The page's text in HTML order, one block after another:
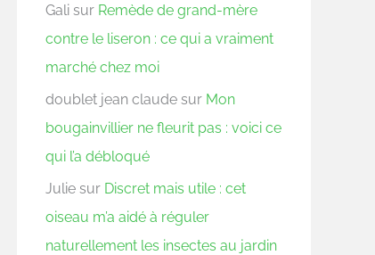
Gali sur Remède de grand-mère
contre le liseron : ce qui a vraiment
marché chez moi
doublet jean claude sur Mon
bougainvillier ne fleurit pas : voici ce
qui l’a débloqué
Julie sur Discret mais utile : cet
oiseau m’a aidé à réguler
naturellement les insectes au jardin